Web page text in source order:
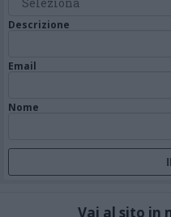
Descrizione
Email
Nome
Vai al sito in